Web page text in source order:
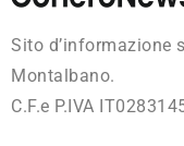
Sito d’informazione
Montalbano.
C.F.e P.IVA